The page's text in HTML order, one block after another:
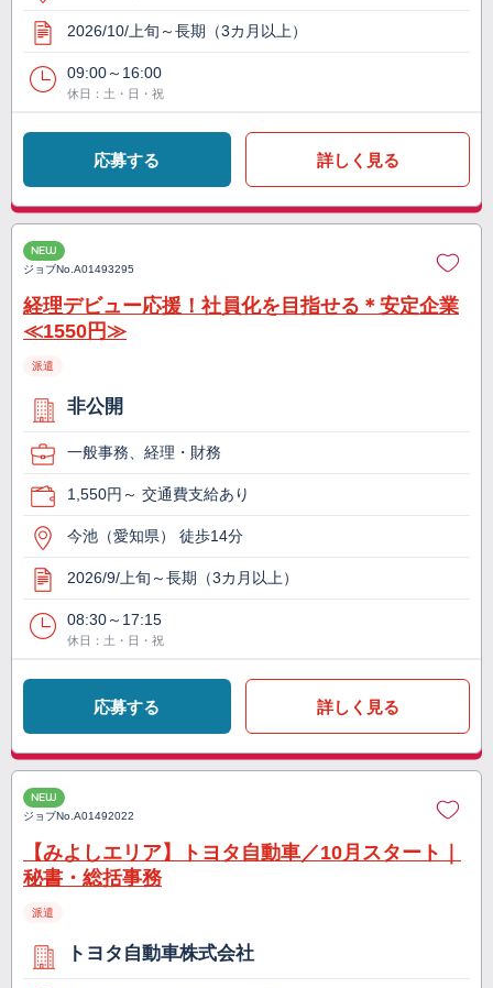
2026/10/上旬～長期（3カ月以上）
09:00～16:00
休日：土・日・祝
応募する 詳しく見る
NEW
ジョブNo.A01493295
経理デビュー応援！社員化を目指せる＊安定企業
≪1550円≫
派遣
非公開
一般事務、経理・財務
1,550円～ 交通費支給あり
今池（愛知県） 徒歩14分
2026/9/上旬～長期（3カ月以上）
08:30～17:15
休日：土・日・祝
応募する 詳しく見る
NEW
ジョブNo.A01492022
【みよしエリア】トヨタ自動車／10月スタート｜
秘書・総括事務
派遣
トヨタ自動車株式会社